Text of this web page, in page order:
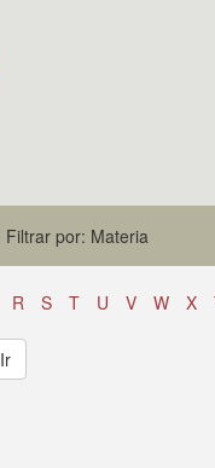
Filtrar por: Materia
R S T U V W X
Ir